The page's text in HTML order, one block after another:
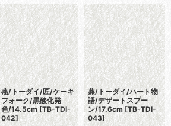
燕/トーダイ/匠/ケーキ
フォーク/黒酸化発
色/14.5cm [TB-TDI-
042]
燕/トーダイ/ハート物
語/デザートスプー
ン/17.6cm [TB-TDI-
043]